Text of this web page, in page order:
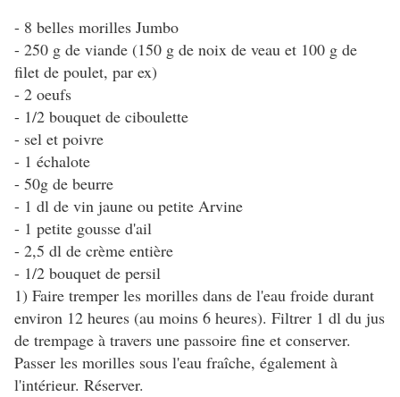
- 8 belles morilles Jumbo
- 250 g de viande (150 g de noix de veau et 100 g de
filet de poulet, par ex)
- 2 oeufs
- 1/2 bouquet de ciboulette
- sel et poivre
- 1 échalote
- 50g de beurre
- 1 dl de vin jaune ou petite Arvine
- 1 petite gousse d'ail
- 2,5 dl de crème entière
- 1/2 bouquet de persil
1) Faire tremper les morilles dans de l'eau froide durant
environ 12 heures (au moins 6 heures). Filtrer 1 dl du jus
de trempage à travers une passoire fine et conserver.
Passer les morilles sous l'eau fraîche, également à
l'intérieur. Réserver.